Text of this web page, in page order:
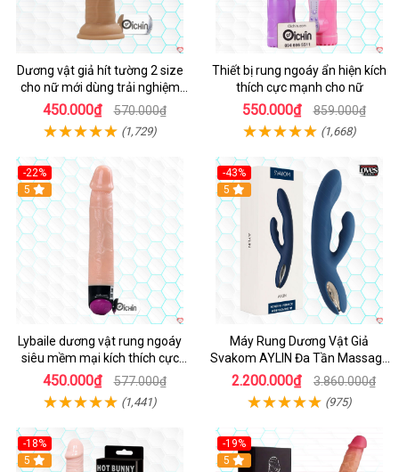
Dương vật giả hít tường 2 size
cho nữ mới dùng trải nghiệm
thật
450.000₫ 570.000₫
(1,729)
Thiết bị rung ngoáy ẩn hiện kích
thích cực mạnh cho nữ
550.000₫ 859.000₫
(1,668)
-22%
Hot
5
Lybaile dương vật rung ngoáy
siêu mềm mại kích thích cực
mạnh
450.000₫ 577.000₫
(1,441)
-43%
Hot
5
Máy Rung Dương Vật Giả
Svakom AYLIN Đa Tần Massage
Sướng
2.200.000₫ 3.860.000₫
(975)
-18%
Hot
5
-19%
Hot
5